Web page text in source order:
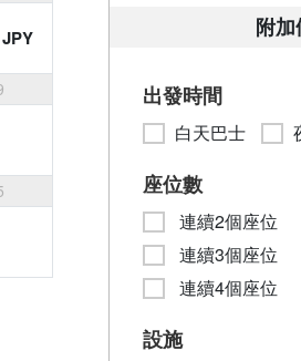
附
出發時間
白天巴士
座位數
連續2個座位
連續3個座位
連續4個座位
設施